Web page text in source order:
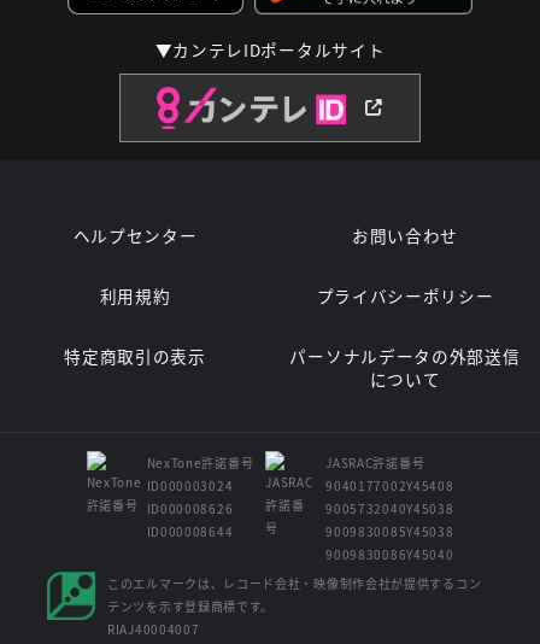
▼カンテレIDポータルサイト
ヘルプセンター お問い合わせ
利用規約 プライバシーポリシー
特定商取引の表示
パーソナルデータの外部送信
について
NexTone許諾番号
ID000003024
ID000008626
ID000008644
JASRAC許諾番号
9040177002Y45408
9005732040Y45038
9009830085Y45038
9009830086Y45040
このエルマークは、レコード会社・映像制作会社が提供するコン
テンツを示す登録商標です。
RIAJ40004007